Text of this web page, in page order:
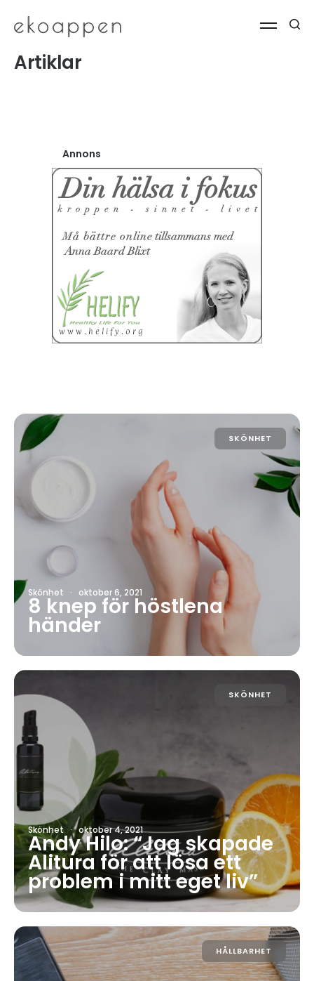
Artiklar
Annons
SKÖNHET
Skönhet · oktober 6, 2021
8 knep för höstlena
händer
SKÖNHET
Skönhet · oktober 4, 2021
Andy Hilo: “Jag skapade
Alitura för att lösa ett
problem i mitt eget liv”
HÅLLBARHET